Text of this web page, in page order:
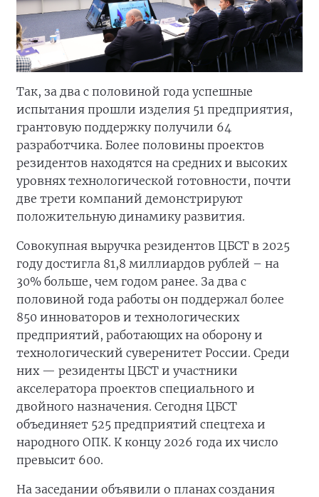
Так, за два с половиной года успешные
испытания прошли изделия 51 предприятия,
грантовую поддержку получили 64
разработчика. Более половины проектов
резидентов находятся на средних и высоких
уровнях технологической готовности, почти
две трети компаний демонстрируют
положительную динамику развития.
Совокупная выручка резидентов ЦБСТ в 2025
году достигла 81,8 миллиардов рублей – на
30% больше, чем годом ранее. За два с
половиной года работы он поддержал более
850 инноваторов и технологических
предприятий, работающих на оборону и
технологический суверенитет России. Среди
них — резиденты ЦБСТ и участники
акселератора проектов специального и
двойного назначения. Сегодня ЦБСТ
объединяет 525 предприятий спецтеха и
народного ОПК. К концу 2026 года их число
превысит 600.
На заседании объявили о планах создания